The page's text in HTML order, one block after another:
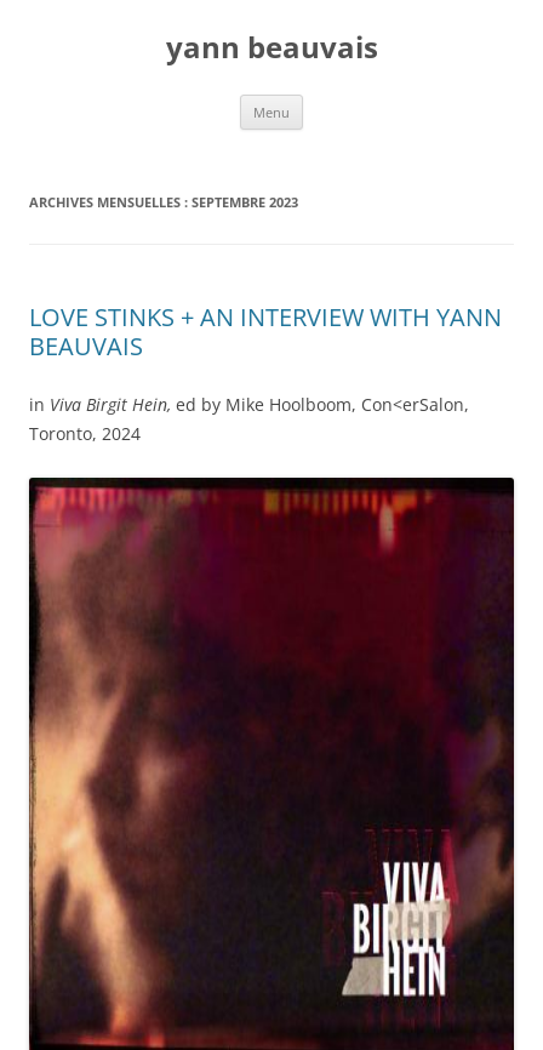
yann beauvais
Menu
ARCHIVES MENSUELLES : SEPTEMBRE 2023
LOVE STINKS + AN INTERVIEW WITH YANN
BEAUVAIS
in Viva Birgit Hein, ed by Mike Hoolboom, Con<erSalon,
Toronto, 2024